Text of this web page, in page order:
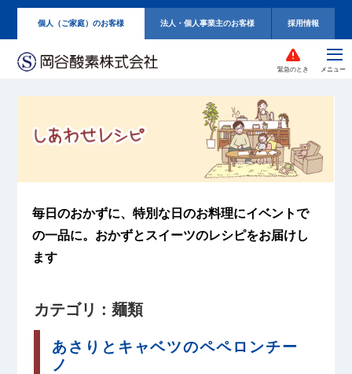
個人（ご家庭）のお客様 法人・個人事業主のお客様 採用情報
緊急のとき
毎日のおかずに、特別な日のお料理にイベントで
の一品に。 おかずとスイーツのレシピをお届けし
ます
カテゴリ : 麺類
あさりとキャベツのペペロンチー
ノ